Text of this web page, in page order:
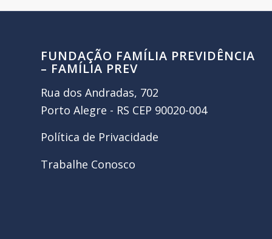
FUNDAÇÃO FAMÍLIA PREVIDÊNCIA
– FAMÍLIA PREV
Rua dos Andradas, 702
Porto Alegre - RS CEP 90020-004
Política de Privacidade
Trabalhe Conosco